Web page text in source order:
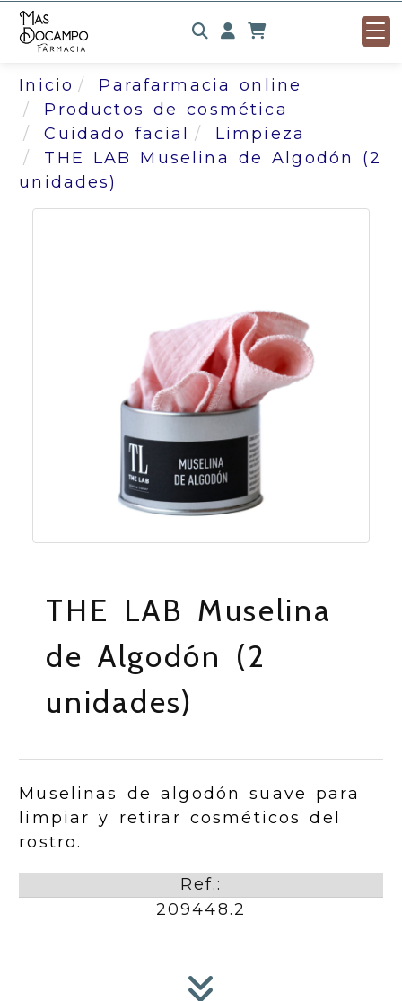
Identifícate
Inicio
Parafarmacia online
Productos de cosmética
Cuidado facial
Limpieza
THE LAB Muselina de Algodón (2
unidades)
THE LAB Muselina
de Algodón (2
unidades)
Muselinas de algodón suave para
limpiar y retirar cosméticos del
rostro.
Ref.:
209448.2